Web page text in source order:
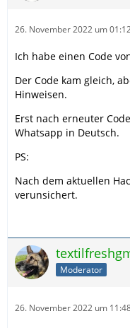
26. November 2022 um
Ich habe einen Code
Der Code kam gleich,
Hinweisen.
Erst nach erneuter
Whatsapp in Deutsch.
PS:
Nach dem aktuellen
verunsichert.
Moderator
26. November 2022 um